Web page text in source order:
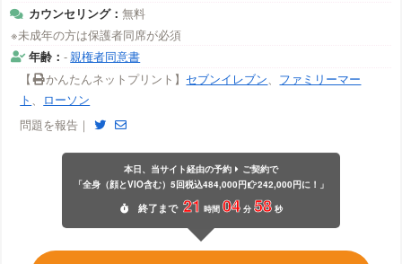
カウンセリング： 無料
※未成年の方は保護者同席が必須
年齢：-親権者同意書
【
かんたんネットプリント】 セブンイレブン
ファミリーマー
ト
ローソン
問題を報告｜
本日、当サイト経由の予約
ご契約で
「全身（顔とVIO含む）5回税込484,000円
242,000円に！」
終了 まで 21 時間 04 分 58 秒